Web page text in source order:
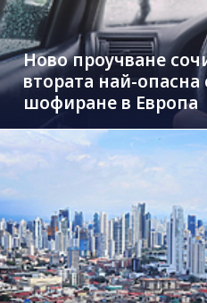
Ново проучване
втората най-опасна
шофиране в Европа